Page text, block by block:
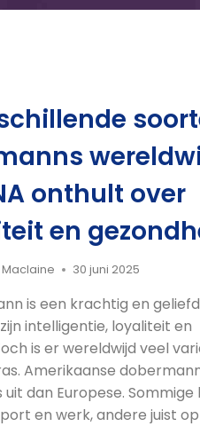
onthult over
en
30 juni 2025
is een krachtig en
intelligentie, loyaliteit en
is er wereldwijd veel
Amerikaanse
dan Europese. Sommige
en werk, andere juist